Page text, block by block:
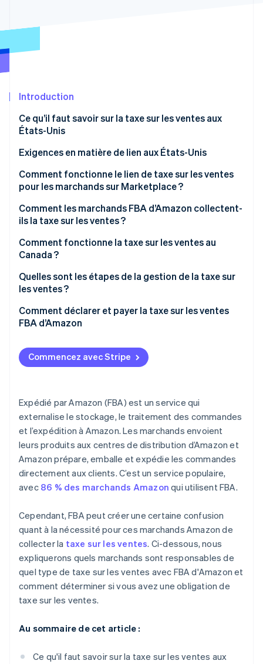
Radar
Atlas
Élimination du carbone
Vérification de l'identité
Stripe Sessions 2026
Regarder la vidéo
Introduction
Ce qu’il faut savoir sur la taxe sur les ventes aux
États-Unis
Exigences en matière de lien aux États-Unis
Comment fonctionne le lien de taxe sur les ventes
pour les marchands sur Marketplace ?
Lien du facilitateur de Marketplace
Comment les marchands FBA d’Amazon collectent-
ils la taxe sur les ventes ?
Comment fonctionne la taxe sur les ventes au
Canada ?
Types de taxes de vente au Canada
Responsabilités des marchands FBA d’Amazon
Quelles sont les étapes de la gestion de la taxe sur
les ventes ?
Identifier le lien
ventes
Configurer la collecte de la taxe sur les ventes sur
Collecter la taxe sur les ventes
Déclarer et verser la taxe sur les ventes
Comment déclarer et payer la taxe sur les ventes
FBA d’Amazon
Déclaration manuelle
Logiciel de taxe sur les ventes
Commencez avec Stripe
Expédié par Amazon (FBA) est un service qui
externalise le stockage, le traitement des commandes
et l’expédition à Amazon. Les marchands envoient
leurs produits aux centres de distribution d’Amazon et
Amazon prépare, emballe et expédie les commandes
directement aux clients. C’est un service populaire,
avec 86 % des marchands Amazon qui utilisent FBA.
Cependant, FBA peut créer une certaine confusion
quant à la nécessité pour ces marchands Amazon de
collecter la taxe sur les ventes. Ci-dessous, nous
expliquerons quels marchands sont responsables de
quel type de taxe sur les ventes avec FBA d'Amazon et
comment déterminer si vous avez une obligation de
taxe sur les ventes.
Au sommaire de cet article :
Ce qu'il faut savoir sur la taxe sur les ventes aux